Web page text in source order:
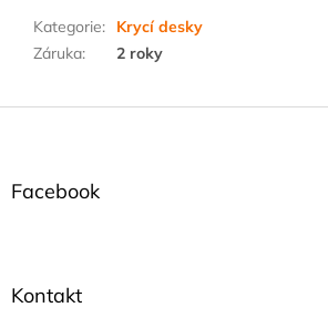
Kategorie:
Krycí desky
Záruka: 2 roky
Z
Facebook
Kontakt